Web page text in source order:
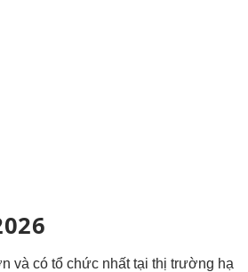
và có tổ chức nhất tại thị trường hạ